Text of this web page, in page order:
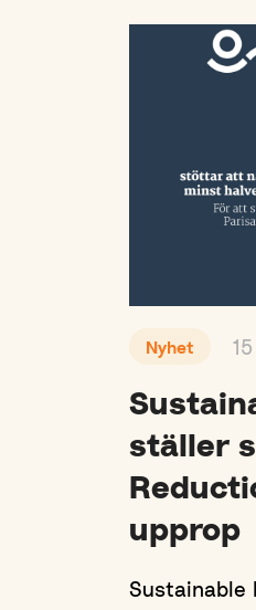
Nyhet
ställer
upprop
Sustainable